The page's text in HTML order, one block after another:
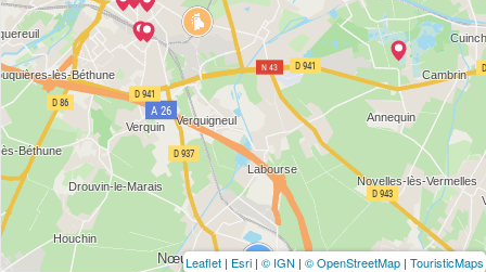
Leaflet | Esri | © IGN | © OpenStreetMap | TouristicMaps